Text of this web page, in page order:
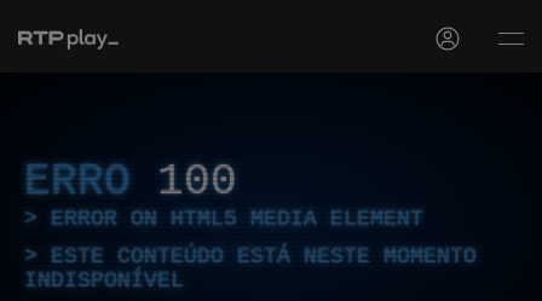
ERRO 100
ERROR ON HTML5 MEDIA ELEMENT
ESTE CONTEÚDO ESTÁ NESTE MOMENTO
INDISPONÍVEL